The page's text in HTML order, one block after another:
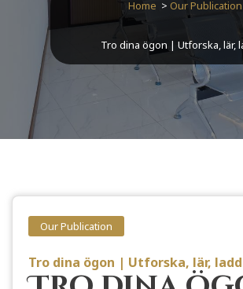
Home > Our Publication
Tro dina ögon | Utforska, lär,
Our Publication
Tro dina ögon | Utforska, lär,